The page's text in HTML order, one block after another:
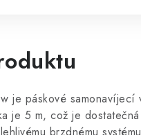
je páskové
je 5 m, což je